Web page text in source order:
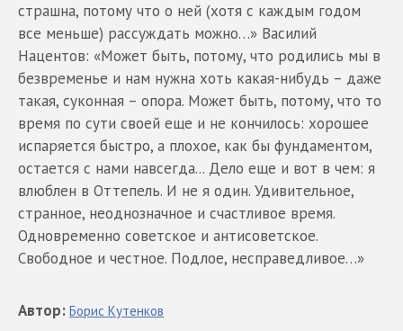
страшна, потому что о ней (хотя с каждым годом
все меньше) рассуждать можно…» Василий
Нацентов: «Может быть, потому, что родились мы в
безвременье и нам нужна хоть какая-нибудь – даже
такая, суконная – опора. Может быть, потому, что то
время по сути своей еще и не кончилось: хорошее
испаряется быстро, а плохое, как бы фундаментом,
остается с нами навсегда... Дело еще и вот в чем: я
влюблен в Оттепель. И не я один. Удивительное,
странное, неоднозначное и счастливое время.
Одновременно советское и антисоветское.
Свободное и честное. Подлое, несправедливое…»
Автор: Борис Кутенков